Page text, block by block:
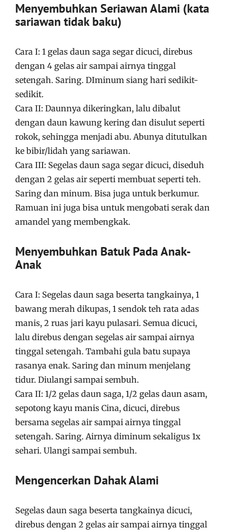
Menyembuhkan Seriawan Alami (kata
sariawan tidak baku)
Cara I: 1 gelas daun saga segar dicuci, direbus
dengan 4 gelas air sampai airnya tinggal
setengah. Saring. DIminum siang hari sedikit-
sedikit.
Cara II: Daunnya dikeringkan, lalu dibalut
dengan daun kawung kering dan disulut seperti
rokok, sehingga menjadi abu. Abunya ditutulkan
ke bibir/lidah yang sariawan.
Cara III: Segelas daun saga segar dicuci, diseduh
dengan 2 gelas air seperti membuat seperti teh.
Saring dan minum. Bisa juga untuk berkumur.
Ramuan ini juga bisa untuk mengobati serak dan
amandel yang membengkak.
Menyembuhkan Batuk Pada Anak-
Anak
Cara I: Segelas daun saga beserta tangkainya, 1
bawang merah dikupas, 1 sendok teh rata adas
manis, 2 ruas jari kayu pulasari. Semua dicuci,
lalu direbus dengan segelas air sampai airnya
tinggal setengah. Tambahi gula batu supaya
rasanya enak. Saring dan minum menjelang
tidur. Diulangi sampai sembuh.
Cara II: 1/2 gelas daun saga, 1/2 gelas daun asam,
sepotong kayu manis Cina, dicuci, direbus
bersama segelas air sampai airnya tinggal
setengah. Saring. Airnya diminum sekaligus 1x
sehari. Ulangi sampai sembuh.
Mengencerkan Dahak Alami
Segelas daun saga beserta tangkainya dicuci,
direbus dengan 2 gelas air sampai airnya tinggal